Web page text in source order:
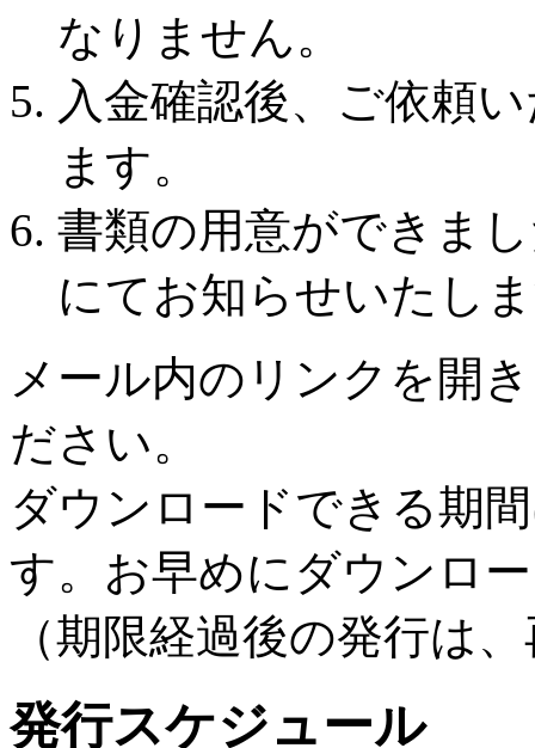
なりません。
入金確認後、ご依頼
ます。
書類の用意ができま
にてお知らせいたし
メール内のリンクを開
ださい。
ダウンロードできる期
す。お早めにダウンロ
（期限経過後の発行は
発行スケジュール